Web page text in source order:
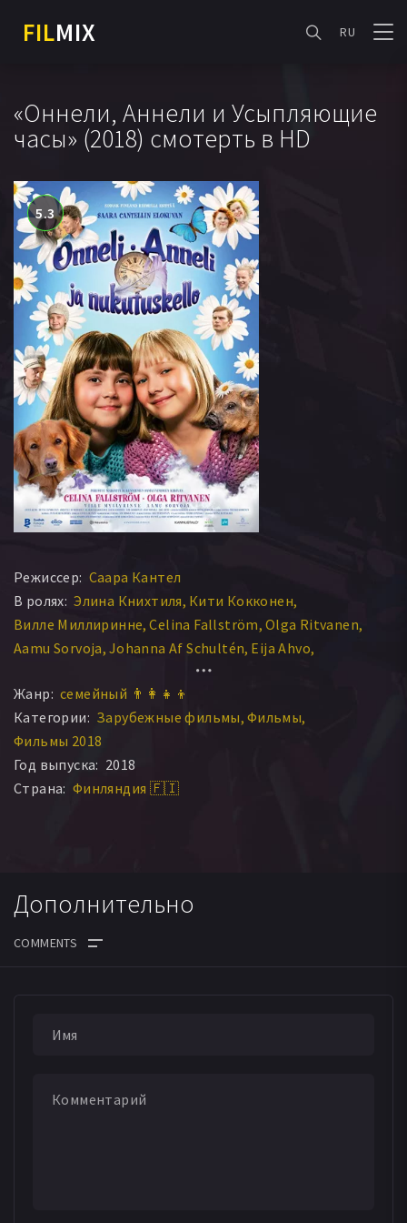
FILMIX RU
«Оннели, Аннели и Усыпляющие
часы» (2018) смотерть в HD
5.3
Режиссер: Саара Кантел
В ролях: Элина Книхтиля Кити Кокконен
Вилле Миллиринне Celina Fallström Olga Ritvanen
Aamu Sorvoja Johanna Af Schultén Eija Ahvo
Яакко Саарилуома
Жанр: семейный 👨‍👩‍👧‍👦
Категории: Зарубежные фильмы Фильмы
Фильмы 2018
Год выпуска: 2018
Страна: Финляндия 🇫🇮
Дополнительно